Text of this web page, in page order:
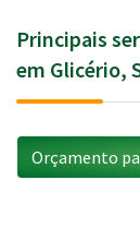
Principais
em Glicério,
Orçamento